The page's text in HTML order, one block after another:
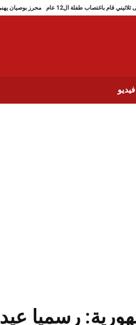
بنزرت: القبض على ثلاثيني قام باغتصاب طفلة ال12 عام
فيديو